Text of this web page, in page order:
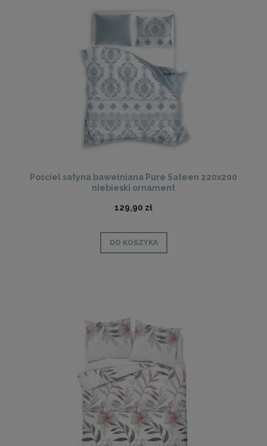
Pościel satyna bawełniana Pure Sateen 220x200
niebieski ornament
129,90 zł
DO KOSZYKA